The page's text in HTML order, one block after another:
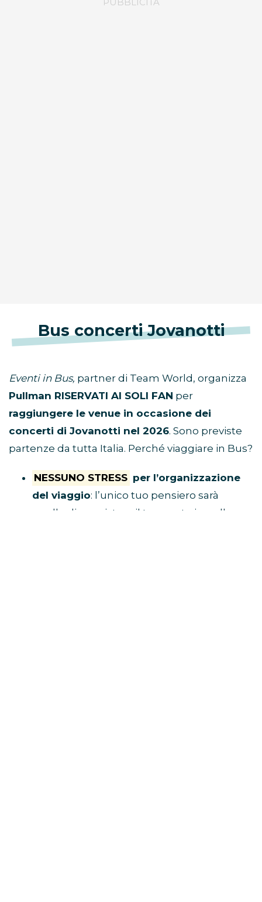
Bus concerti Jovanotti
Eventi in Bus, partner di Team World, organizza
Pullman RISERVATI AI SOLI FAN per
raggiungere le venue in occasione dei
concerti di Jovanotti nel 2026. Sono previste
partenze da tutta Italia. Perché viaggiare in Bus?
NESSUNO STRESS per l’organizzazione
del viaggio: l’unico tuo pensiero sarà
quello di acquistare il tuo posto in pullman